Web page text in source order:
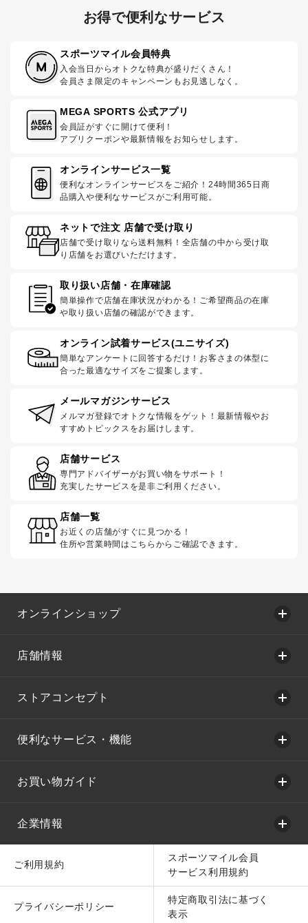
お得で便利なサービス
スポーツマイル会員特典
入会当日からオトクな特典が盛りだくさん！
会員さま限定のキャンペーンもお見逃しなく。
MEGA SPORTS 公式アプリ
会員証がすぐに開けて便利！
アプリクーポンや最新情報をお知らせします。
オンラインサービス一覧
便利なオンラインサービスをご紹介！24時間365日商
品購入や便利なサービスがご利用可能。
ネットで注文 店舗で受け取り
店舗で受け取りなら送料無料！全店舗の中から受け取
り店舗をお選びいただけます。
取り扱い店舗・在庫確認
簡単操作で店舗在庫状況がわかる！ご希望商品の在庫
や取り扱い店舗の確認ができます。
オンライン試着サービス(ユニサイズ)
簡単なアンケートに回答するだけ！お客さまの体型に
合った最適なサイズをご提案します。
メールマガジンサービス
メルマガ登録でオトクな情報をゲット！最新情報やお
すすめトピックスをお届けします。
店舗サービス
専門アドバイザーがお買い物をサポート！
充実したサービスを是非ご利用ください。
店舗一覧
お近くの店舗がすぐに見つかる！
住所や営業時間はこちらからご確認できます。
オンラインショップ
店舗情報
ストアコンセプト
便利なサービス・機能
お買い物ガイド
企業情報
ご利用規約
スポーツマイル会員
サービス利用規約
プライバシーポリシー
特定商取引法に基づく
表示